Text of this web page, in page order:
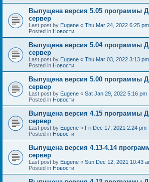
Выпущена версия 5.05 программы
сервер
Last post by Eugene « Thu Mar 24, 2022 6:25 pm
Posted in Новости
Выпущена версия 5.04 программы
сервер
Last post by Eugene « Thu Mar 03, 2022 3:13 pm
Posted in Новости
Выпущена версия 5.00 программы
сервер
Last post by Eugene « Sat Jan 29, 2022 5:16 pm
Posted in Новости
Выпущена версия 4.15 программы
сервер
Last post by Eugene « Fri Dec 17, 2021 2:24 pm
Posted in Новости
Выпущена версия 4.13-4.14
сервер
Last post by Eugene « Sun Dec 12, 2021 10:43
Posted in Новости